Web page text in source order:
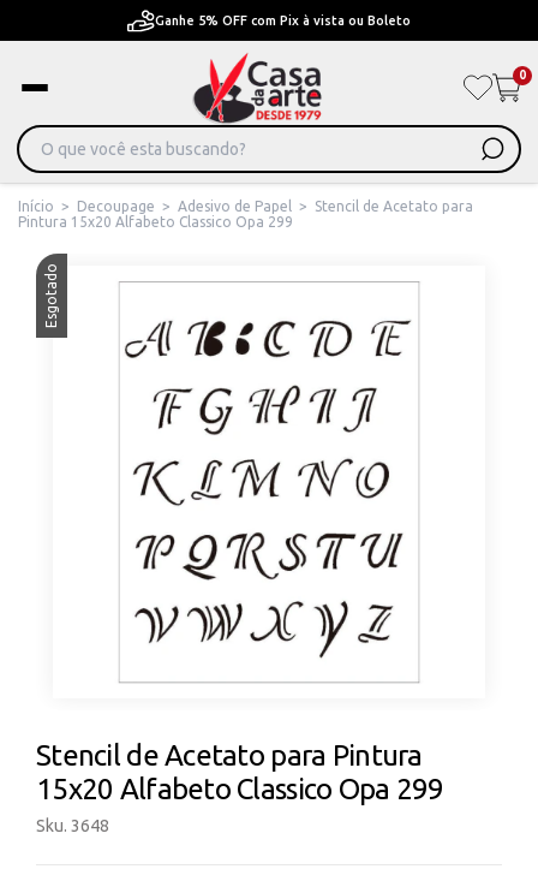
Pague em Até 6x sem juros ou ate 12x com juros
0
Início > Decoupage > Adesivo de Papel >
Stencil de Acetato para
Pintura 15x20 Alfabeto Classico Opa 299
Esgotado
Stencil de Acetato para Pintura
15x20 Alfabeto Classico Opa 299
Sku. 3648